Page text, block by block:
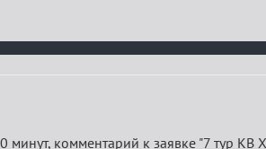
минут, комментарий к заявке "7 тур КВ